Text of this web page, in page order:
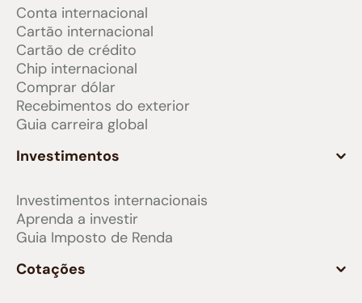
Conta internacional
Cartão internacional
Cartão de crédito
Chip internacional
Comprar dólar
Recebimentos do exterior
Guia carreira global
Investimentos
Investimentos internacionais
Aprenda a investir
Guia Imposto de Renda
Cotações